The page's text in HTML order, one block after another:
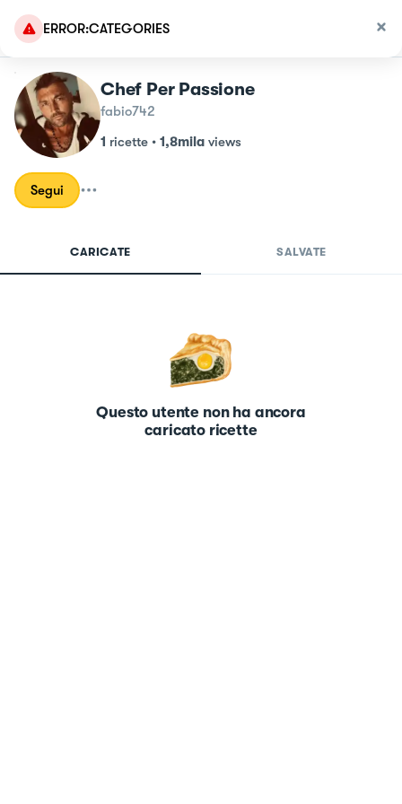
ERROR:CATEGORIES
Chef Per Passione
fabio742
1 ricette • 1,8mila views
Segui
CARICATE SALVATE
Questo utente non ha ancora
caricato ricette